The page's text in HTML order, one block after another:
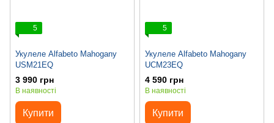
5
Укулеле Alfabeto Mahogany
USM21EQ
3 990 грн
В наявності
Купити
5
Укулеле Alfabeto Mahogany
UCM23EQ
4 590 грн
В наявності
Купити